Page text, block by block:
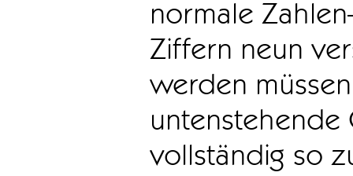
normale
Ziffern neun
werden
vollständig so